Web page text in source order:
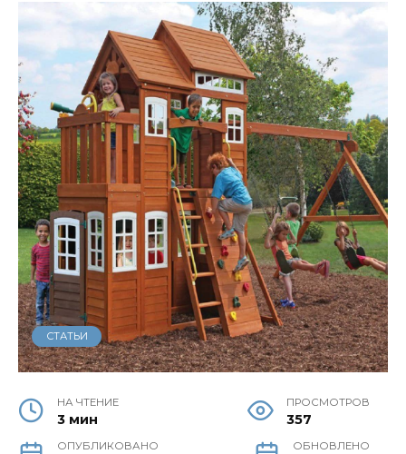
СТАТЬИ
НА ЧТЕНИЕ
3 мин
ПРОСМОТРОВ
357
ОПУБЛИКОВАНО ОБНОВЛЕНО